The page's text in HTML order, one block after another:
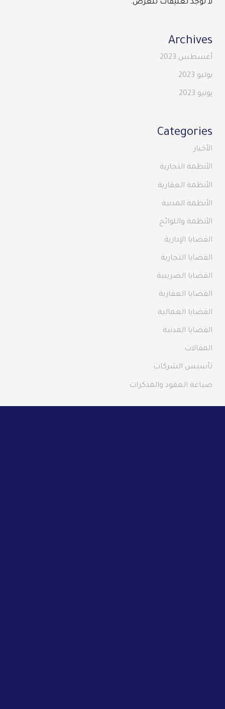
لا توجد تعليقات للعرض.
Archives
أغسطس 2023
يوليو 2023
يونيو 2023
Categories
الأخبار
الأنظمة التجارية
الأنظمة العقارية
الأنظمة المدنية
الأنظمة واللوائح
القضايا الإدارية
القضايا التجارية
القضايا الضريبية
القضايا العقارية
القضايا العمالية
القضايا المدنية
المقالات
تأسيس الشركات
صياغة العقود والمذكرات